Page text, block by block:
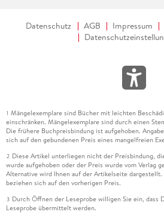
Datenschutz AGB Impressum
1 Mängelexemplare sind Bücher mit leichten
einschränken. Mängelexemplare sind durch einen
Die frühere Buchpreisbindung ist aufgehoben.
sich auf den gebundenen Preis eines mangelfreien
2 Diese Artikel unterliegen nicht der Preisbindung,
wurde aufgehoben oder der Preis wurde vom Verlag
Alternative wird Ihnen auf der Artikelseite dargestellt.
beziehen sich auf den vorherigen Preis.
3 Durch Öffnen der Leseprobe willigen Sie ein, dass
Leseprobe übermittelt werden.